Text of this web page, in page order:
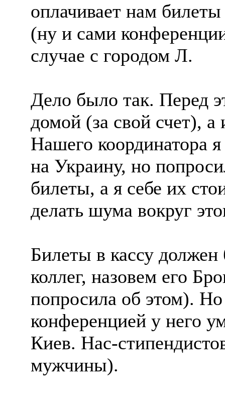
оплачивает нам
(ну и сами
случае с городом Л.
Дело было так. Перед
домой (за свой счет),
Нашего координатора
на Украину, но
билеты, а я себе их
делать шума вокруг
Билеты в кассу
коллег, назовем его
попросила об этом).
конференцией у него
Киев. Нас-
мужчины).